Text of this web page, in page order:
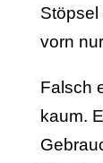
vorn
Falsch
kaum.